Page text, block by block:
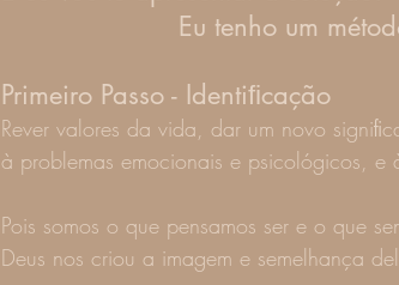
Eu tenho um
Primeiro Passo - Identiﬁcação
Rever valores da vida, dar um novo
à problemas emocionais e psicológicos, e
Pois somos o que pensamos ser e o que
Deus nos criou a imagem e semelhança